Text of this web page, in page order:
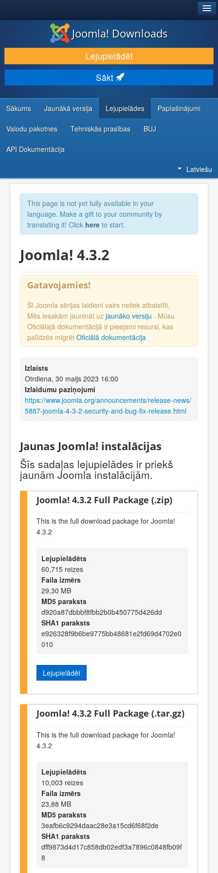
LEJUPIELĀDĒT UN PAPLAŠINĀT
ATKLĀJ UN IEMĀCIES
KOPIENA UN ATBALSTS
IZSTRĀDĀTĀJU RESURSI
Joomla! Downloads
Lejupielādēt
Sākt
Sākums Jaunākā versija Lejupielādes Paplašinājumi
Valodu pakotnes Tehniskās prasības BUJ
API Dokumentācija
Latviešu
This page is not yet fully available in your
language. Make a gift to your community by
translating it! Click here to start.
Joomla! 4.3.2
Gatavojamies!
Šī Joomla sērijas laidieni vairs netiek atbalstīti.
Mēs iesakām jaunināt uz jaunāko versiju . Mūsu
Oficiālajā dokumentācijā ir pieejami resursi, kas
palīdzēs migrēt Oficiālā dokumentācija
Izlaists
Otrdiena, 30 maijs 2023 16:00
Izlaidumu paziņojumi
https://www.joomla.org/announcements/release-news/
5887-joomla-4-3-2-security-and-bug-fix-release.html
Jaunas Joomla! instalācijas
Šīs sadaļas lejupielādes ir priekš
jaunām Joomla instalācijām.
Joomla! 4.3.2 Full Package (.zip)
This is the full download package for Joomla!
4.3.2
Lejupielādēts
60,715 reizes
Faila izmērs
29,30 MB
MD5 paraksts
d920a87dbbbf8fbb2b0b450775d426dd
SHA1 paraksts
e926328f9b6be9775bb48681e2fd69d4702e0
010
Lejupielādēt
Joomla! 4.3.2 Full Package (.tar.gz)
This is the full download package for Joomla!
4.3.2
Lejupielādēts
10,003 reizes
Faila izmērs
23,88 MB
MD5 paraksts
3eafb6c9294daac28e3a15cd6f68f2de
SHA1 paraksts
dff9873d4d17c858db02edf3a7896c0848fb09f
8